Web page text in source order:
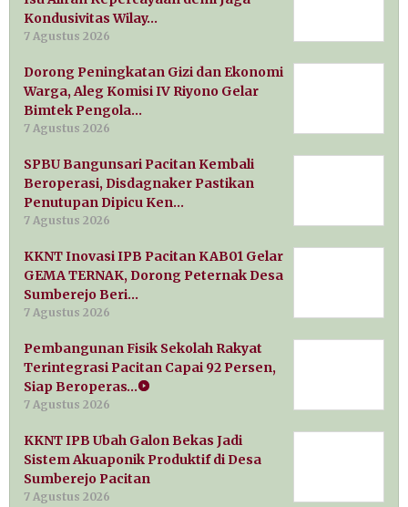
Kondusivitas Wilay…
7 Agustus 2026
Dorong Peningkatan Gizi dan Ekonomi
Warga, Aleg Komisi IV Riyono Gelar
Bimtek Pengola…
7 Agustus 2026
SPBU Bangunsari Pacitan Kembali
Beroperasi, Disdagnaker Pastikan
Penutupan Dipicu Ken…
7 Agustus 2026
KKNT Inovasi IPB Pacitan KAB01 Gelar
GEMA TERNAK, Dorong Peternak Desa
Sumberejo Beri…
7 Agustus 2026
Pembangunan Fisik Sekolah Rakyat
Terintegrasi Pacitan Capai 92 Persen,
Siap Beroperas…
7 Agustus 2026
KKNT IPB Ubah Galon Bekas Jadi
Sistem Akuaponik Produktif di Desa
Sumberejo Pacitan
7 Agustus 2026